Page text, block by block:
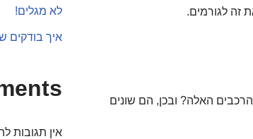
זה לגורמים.
האלה? ובכן, הם שונים
לא מגלים!
איך בודקים
אין תגובות